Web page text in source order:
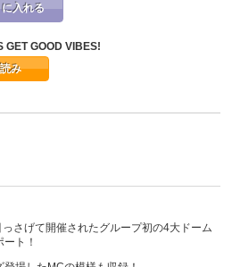
入れる
GET GOOD VIBES!
み
さげて開催されたグループ初の4大ドーム
ト！